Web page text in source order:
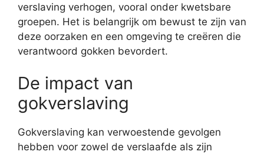
verslaving verhogen, vooral onder kwetsbare
groepen. Het is belangrijk om bewust te zijn van
deze oorzaken en een omgeving te creëren die
verantwoord gokken bevordert.
De impact van
gokverslaving
Gokverslaving kan verwoestende gevolgen
hebben voor zowel de verslaafde als zijn